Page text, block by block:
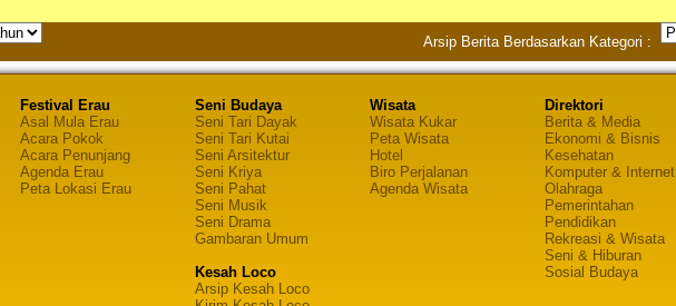
Arsip Berita Berdasarkan Kategori :
Festival Erau
Asal Mula Erau
Acara Pokok
Acara Penunjang
Agenda Erau
Peta Lokasi Erau
Seni Budaya
Seni Tari Dayak
Seni Tari Kutai
Seni Arsitektur
Seni Kriya
Seni Pahat
Seni Musik
Seni Drama
Gambaran Umum
Kesah Loco
Arsip Kesah Loco
Wisata
Wisata Kukar
Peta Wisata
Hotel
Biro Perjalanan
Agenda Wisata
Direktori
Berita & Media
Ekonomi & Bisnis
Kesehatan
Komputer & Internet
Olahraga
Pemerintahan
Pendidikan
Rekreasi & Wisata
Seni & Hiburan
Sosial Budaya